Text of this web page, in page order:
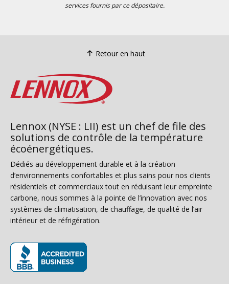
services fournis par ce dépositaire.
Retour en haut
Lennox (NYSE : LII) est un chef de file des
solutions de contrôle de la température
écoénergétiques.
Dédiés au développement durable et à la création
d’environnements confortables et plus sains pour nos clients
résidentiels et commerciaux tout en réduisant leur empreinte
carbone, nous sommes à la pointe de l’innovation avec nos
systèmes de climatisation, de chauffage, de qualité de l’air
intérieur et de réfrigération.